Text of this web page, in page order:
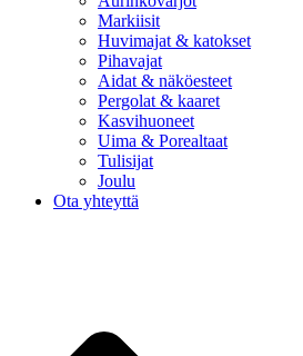
Markiisit
Huvimajat & katokset
Pihavajat
Aidat & näköesteet
Pergolat & kaaret
Kasvihuoneet
Uima & Porealtaat
Tulisijat
Joulu
Ota yhteyttä